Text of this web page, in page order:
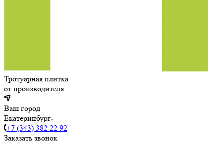
Тротуарная плитка
от производителя
Ваш город
Екатеринбург
+7 (343) 382 22 92
Заказать звонок